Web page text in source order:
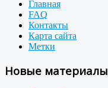
Главная
FAQ
Контакты
Карта сайта
Метки
Новые материалы